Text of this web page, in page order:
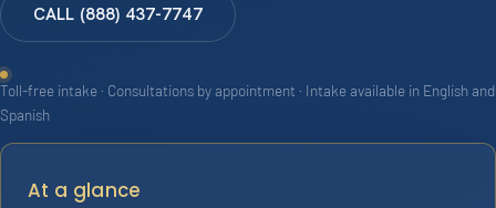
CALL (888) 437-7747
Toll-free intake · Consultations by appointment · Intake available in English and
Spanish
At a glance